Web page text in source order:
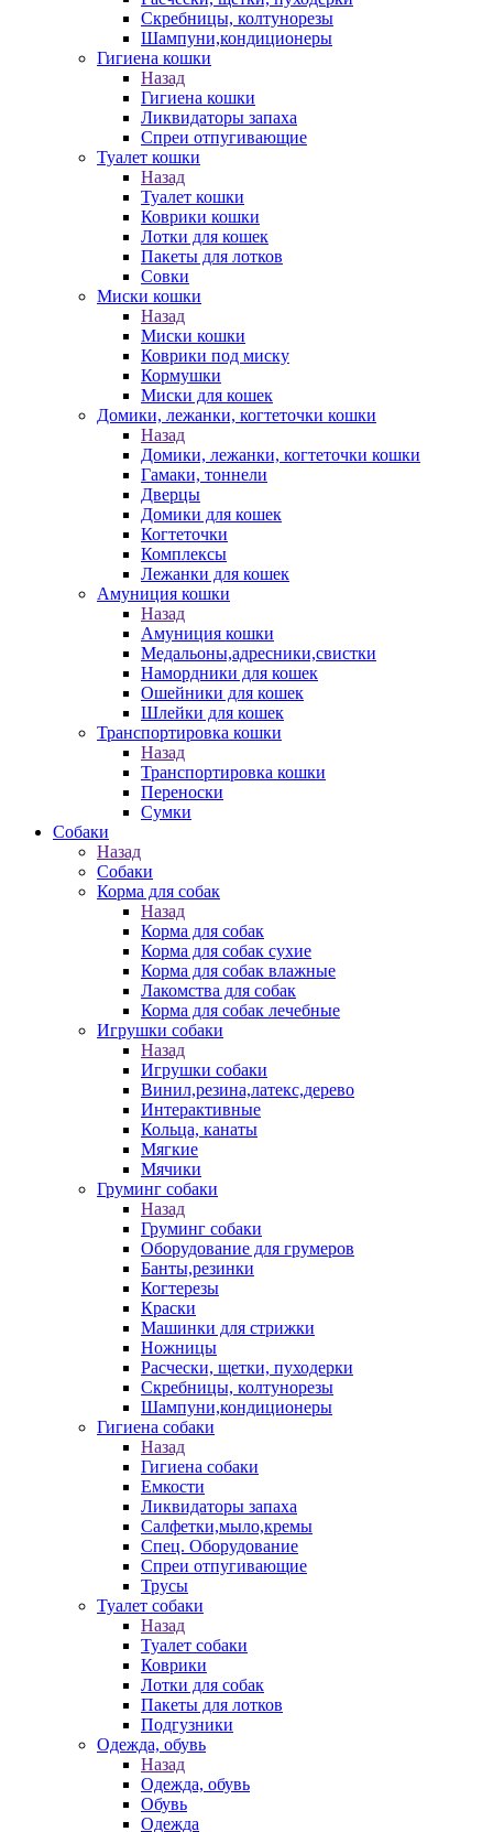
Скребницы, колтунорезы
Шампуни,кондиционеры
Гигиена кошки
Назад
Гигиена кошки
Ликвидаторы запаха
Спреи отпугивающие
Туалет кошки
Назад
Туалет кошки
Коврики кошки
Лотки для кошек
Пакеты для лотков
Совки
Миски кошки
Назад
Миски кошки
Коврики под миску
Кормушки
Миски для кошек
Домики, лежанки, когтеточки кошки
Назад
Домики, лежанки, когтеточки кошки
Гамаки, тоннели
Дверцы
Домики для кошек
Когтеточки
Комплексы
Лежанки для кошек
Амуниция кошки
Назад
Амуниция кошки
Медальоны,адресники,свистки
Намордники для кошек
Ошейники для кошек
Шлейки для кошек
Транспортировка кошки
Назад
Транспортировка кошки
Переноски
Сумки
Собаки
Назад
Собаки
Корма для собак
Назад
Корма для собак
Корма для собак сухие
Корма для собак влажные
Лакомства для собак
Корма для собак лечебные
Игрушки собаки
Назад
Игрушки собаки
Винил,резина,латекс,дерево
Интерактивные
Кольца, канаты
Мягкие
Мячики
Груминг собаки
Назад
Груминг собаки
Оборудование для грумеров
Банты,резинки
Когтерезы
Краски
Машинки для стрижки
Ножницы
Расчески, щетки, пуходерки
Скребницы, колтунорезы
Шампуни,кондиционеры
Гигиена собаки
Назад
Гигиена собаки
Емкости
Ликвидаторы запаха
Салфетки,мыло,кремы
Спец. Оборудование
Спреи отпугивающие
Трусы
Туалет собаки
Назад
Туалет собаки
Коврики
Лотки для собак
Пакеты для лотков
Подгузники
Одежда, обувь
Назад
Одежда, обувь
Обувь
Одежда